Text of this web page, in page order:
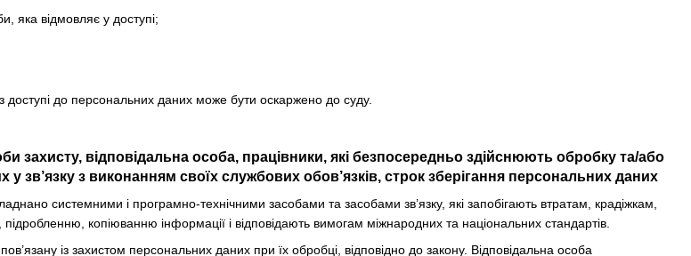
яка відмовляє у доступі;
доступі до персональних даних може бути оскаржено до суду.
захисту, відповідальна особа, працівники, які безпосередньо здійснюють обробку та/або
зв’язку з виконанням своїх службових обов’язків, строк зберігання персональних даних
системними і програмно-технічними засобами та засобами зв’язку, які запобігають втратам, крадіжкам,
копіюванню інформації і відповідають вимогам міжнародних та національних стандартів.
із захистом персональних даних при їх обробці, відповідно до закону. Відповідальна особа